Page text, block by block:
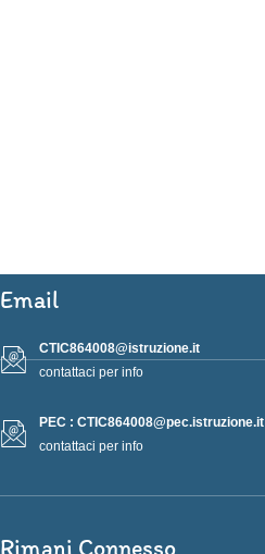
Email
CTIC864008@istruzione.it
contattaci per info
PEC : CTIC864008@pec.istruzione.it
contattaci per info
Rimani Connesso